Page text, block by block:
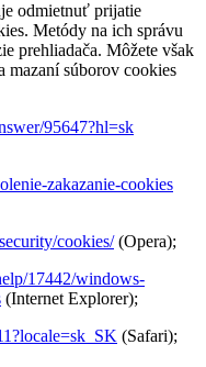
odmietnuť prijatie
Metódy na ich správu
prehliadača. Môžete však
mazaní súborov cookies
95647?hl=sk
zakazanie-cookies
cookies/(Opera);
17442/windows-
(Internet Explorer);
(Safari);